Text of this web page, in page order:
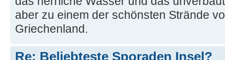
aber zu einem der schönsten Strände
Griechenland.
Re: Beliebteste Sporaden Insel?